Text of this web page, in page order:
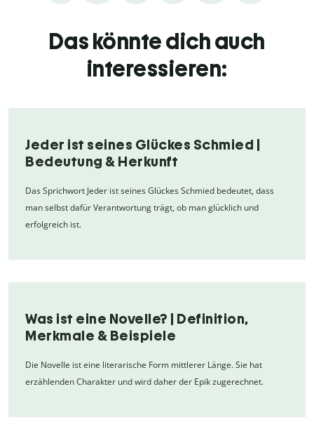
Das könnte dich auch
interessieren:
Jeder ist seines Glückes Schmied |
Bedeutung & Herkunft
Das Sprichwort Jeder ist seines Glückes Schmied bedeutet, dass
man selbst dafür Verantwortung trägt, ob man glücklich und
erfolgreich ist.
Was ist eine Novelle? | Definition,
Merkmale & Beispiele
Die Novelle ist eine literarische Form mittlerer Länge. Sie hat
erzählenden Charakter und wird daher der Epik zugerechnet.